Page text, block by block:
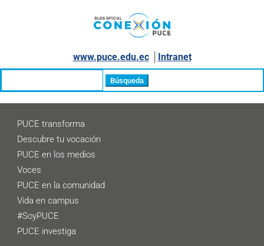
www.puce.edu.ec│ Intranet
PUCE transforma
Descubre tu vocación
PUCE en los medios
Voces
PUCE en la comunidad
Vida en campus
#SoyPUCE
PUCE investiga